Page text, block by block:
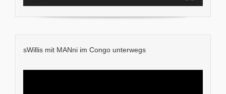
sWillis mit MANni im Congo unterwegs